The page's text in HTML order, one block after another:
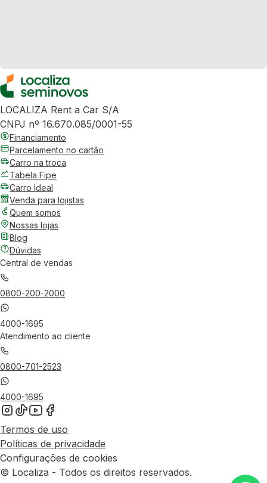
LOCALIZA Rent a Car S/A
CNPJ nº 16.670.085/0001-55
Financiamento
Parcelamento no cartão
Carro na troca
Tabela Fipe
Carro Ideal
Venda para lojistas
Quem somos
Nossas lojas
Blog
Dúvidas
Central de vendas
0800-200-2000
4000-1695
Atendimento ao cliente
0800-701-2523
4000-1695
Termos de uso
Políticas de privacidade
Configurações de cookies
© Localiza - Todos os direitos reservados.